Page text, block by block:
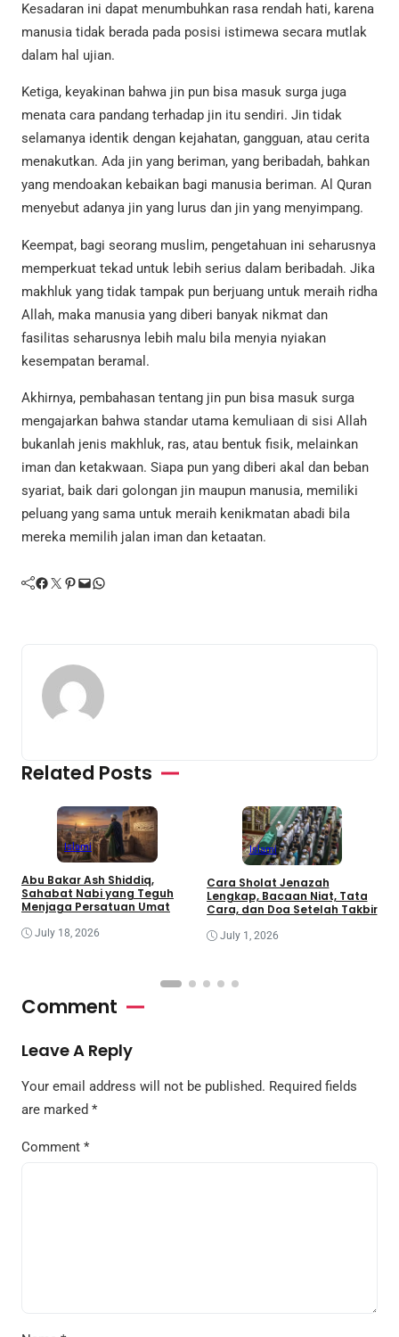
Kesadaran ini dapat menumbuhkan rasa rendah hati, karena
manusia tidak berada pada posisi istimewa secara mutlak
dalam hal ujian.
Ketiga, keyakinan bahwa jin pun bisa masuk surga juga
menata cara pandang terhadap jin itu sendiri. Jin tidak
selamanya identik dengan kejahatan, gangguan, atau cerita
menakutkan. Ada jin yang beriman, yang beribadah, bahkan
yang mendoakan kebaikan bagi manusia beriman. Al Quran
menyebut adanya jin yang lurus dan jin yang menyimpang.
Keempat, bagi seorang muslim, pengetahuan ini seharusnya
memperkuat tekad untuk lebih serius dalam beribadah. Jika
makhluk yang tidak tampak pun berjuang untuk meraih ridha
Allah, maka manusia yang diberi banyak nikmat dan
fasilitas seharusnya lebih malu bila menyia nyiakan
kesempatan beramal.
Akhirnya, pembahasan tentang jin pun bisa masuk surga
mengajarkan bahwa standar utama kemuliaan di sisi Allah
bukanlah jenis makhluk, ras, atau bentuk fisik, melainkan
iman dan ketakwaan. Siapa pun yang diberi akal dan beban
syariat, baik dari golongan jin maupun manusia, memiliki
peluang yang sama untuk meraih kenikmatan abadi bila
mereka memilih jalan iman dan ketaatan.
Facebook Twitter Pinterest Mail WhatsApp
Related Posts
Islami
Abu Bakar Ash Shiddiq,
Sahabat Nabi yang Teguh
Menjaga Persatuan Umat
July 18, 2026
Islami
Cara Sholat Jenazah
Lengkap, Bacaan Niat, Tata
Cara, dan Doa Setelah Takbir
July 1, 2026
Comment
Leave A Reply
Your email address will not be published. Required fields
are marked *
Comment *